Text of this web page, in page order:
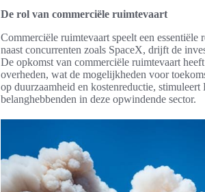
De rol van commerciële ruimtevaart
Commerciële ruimtevaart speelt een
naast concurrenten zoals SpaceX, drijft de
De opkomst van commerciële ruimtevaart
overheden, wat de mogelijkheden voor
op duurzaamheid en kostenreductie,
belanghebbenden in deze opwindende sector.